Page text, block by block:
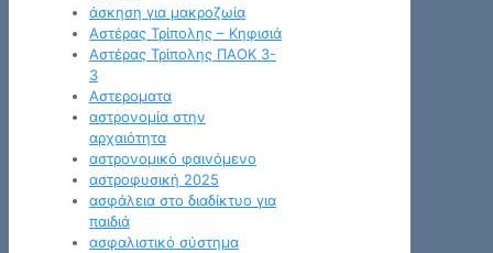
άσκηση για μακροζωία
Αστέρας Τρίπολης – Κηφισιά
Αστέρας Τρίπολης ΠΑΟΚ 3-
3
Αστεροματα
αστρονομία στην
αρχαιότητα
αστρονομικό φαινόμενο
αστροφυσική 2025
ασφάλεια στο διαδίκτυο για
παιδιά
ασφαλιστικό σύστημα